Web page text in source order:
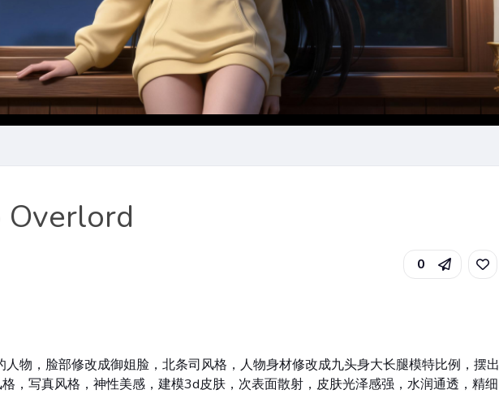
0
人物，脸部修改成御姐脸，北条司风格，人物身材修改成九头身大长腿模特比例，摆出
，写真风格，神性美感，建模3d皮肤，次表面散射，皮肤光泽感强，水润通透，精细